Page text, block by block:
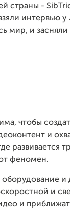
страны -
интервью у
мир, и засняли
чтобы
и
развивается
феномен.
оборудование и
и
и